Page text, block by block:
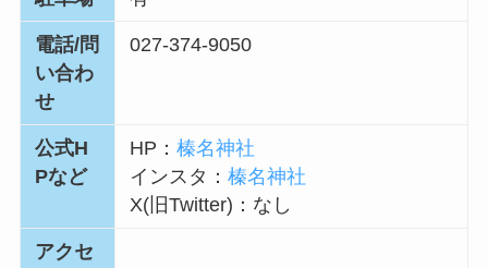
電話/問
い合わ
せ
027-374-9050
公式H
Pなど
HP：榛名神社
インスタ：榛名神社
X(旧Twitter)：なし
アクセ